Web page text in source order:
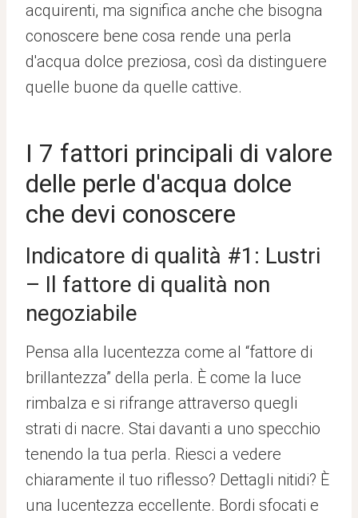
acquirenti, ma significa anche che bisogna
conoscere bene cosa rende una perla
d'acqua dolce preziosa, così da distinguere
quelle buone da quelle cattive.
I 7 fattori principali di valore
delle perle d'acqua dolce
che devi conoscere
Indicatore di qualità #1: Lustri
– Il fattore di qualità non
negoziabile
Pensa alla lucentezza come al “fattore di
brillantezza” della perla. È come la luce
rimbalza e si rifrange attraverso quegli
strati di nacre. Stai davanti a uno specchio
tenendo la tua perla. Riesci a vedere
chiaramente il tuo riflesso? Dettagli nitidi? È
una lucentezza eccellente. Bordi sfocati e